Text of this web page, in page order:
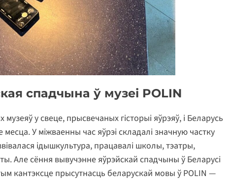
спадчына ў музеі POLIN
у свеце, прысвечаных гісторыі яўрэяў, і Беларусь
месца. У міжваенны час яўрэі складалі значную частку
ідышкультура, працавалі школы, тэатры,
Але сёння вывучэнне яўрэйскай спадчыны ў Беларусі
кантэксце прысутнасць беларускай мовы ў POLIN —